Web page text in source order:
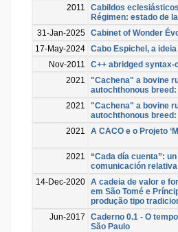
2011
Cabildos
Régimen: estado de
31-Jan-2025 Cabinet of Wonder
17-May-2024 Cabo Espichel, a
Nov-2011
C++ abridged
2021
"Cachena" a bovine
autochthonous
2021
"Cachena" a bovine
autochthonous
2021
A CACO e o Projeto
2021
“Cada día cuenta”:
comunicación
14-Dec-2020 A cadeia de valor e
em São Tomé e
produção tipo
Jun-2017
Caderno 0.1 - O
São Paulo